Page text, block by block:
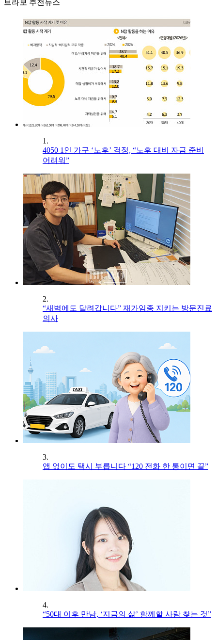
브라보 추천뉴스
1.
4050 1인 가구 ‘노후’ 걱정, “노후 대비 자금 준비
어려워”
2.
“새벽에도 달려갑니다” 재가임종 지키는 방문진료
의사
3.
앱 없이도 택시 부릅니다 “120 전화 한 통이면 끝”
4.
“50대 이후 만남, ‘지금의 삶’ 함께할 사람 찾는 것”